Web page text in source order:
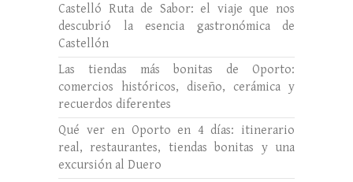
Castelló Ruta de Sabor: el viaje que nos
descubrió la esencia gastronómica de
Castellón
Las tiendas más bonitas de Oporto:
comercios históricos, diseño, cerámica y
recuerdos diferentes
Qué ver en Oporto en 4 días: itinerario
real, restaurantes, tiendas bonitas y una
excursión al Duero